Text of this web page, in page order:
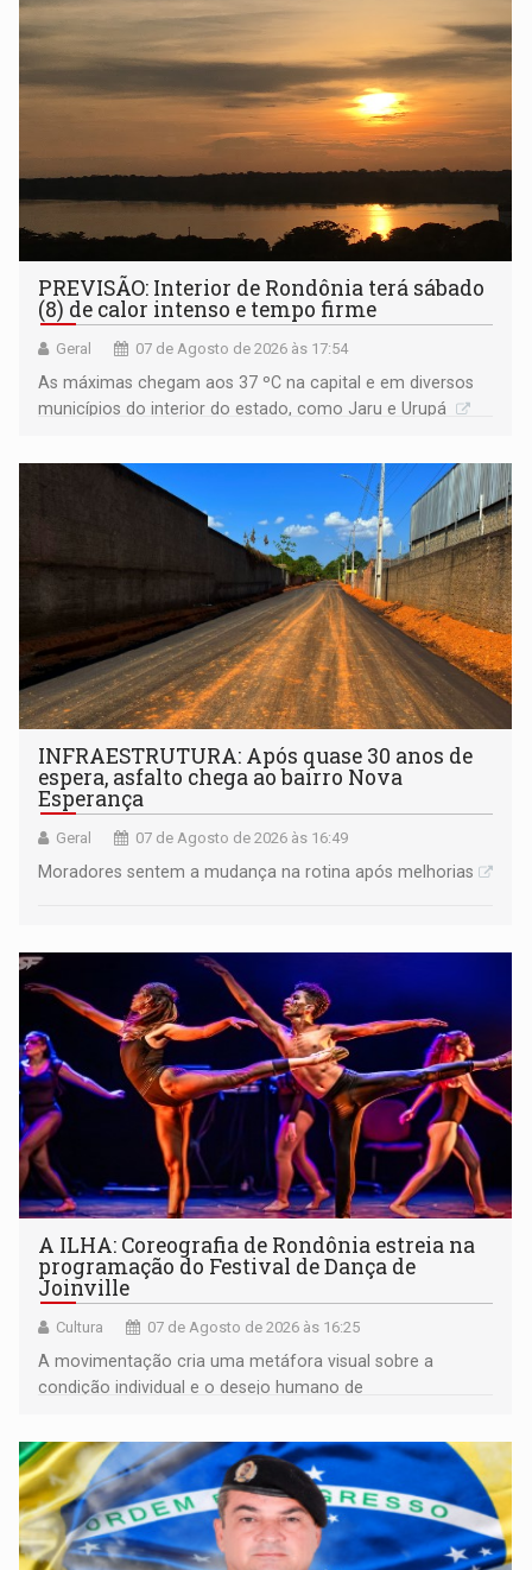
PREVISÃO: Interior de Rondônia terá sábado
(8) de calor intenso e tempo firme
Geral 07 de Agosto de 2026 às 17:54
As máximas chegam aos 37 ºC na capital e em diversos
municípios do interior do estado, como Jaru e Urupá
INFRAESTRUTURA: Após quase 30 anos de
espera, asfalto chega ao bairro Nova
Esperança
Geral 07 de Agosto de 2026 às 16:49
Moradores sentem a mudança na rotina após melhorias
A ILHA: Coreografia de Rondônia estreia na
programação do Festival de Dança de
Joinville
Cultura 07 de Agosto de 2026 às 16:25
A movimentação cria uma metáfora visual sobre a
condição individual e o desejo humano de